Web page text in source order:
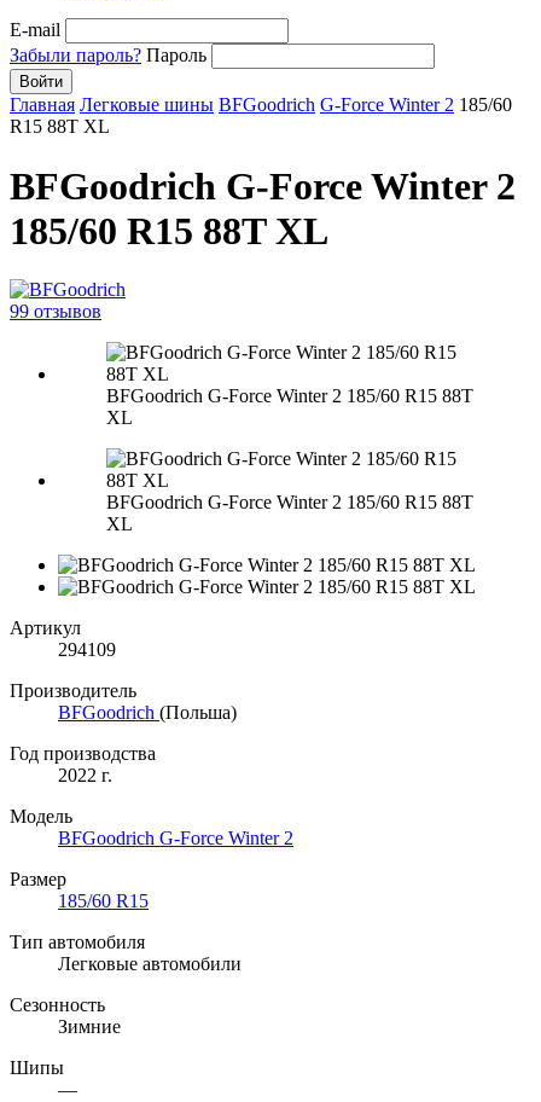
E-mail
Забыли пароль? Пароль
Войти
Главная Легковые шины BFGoodrich G-Force Winter 2 185/60
R15 88T XL
BFGoodrich G-Force Winter 2
185/60 R15 88T XL
99 отзывов
BFGoodrich G-Force Winter 2 185/60 R15 88T
XL
BFGoodrich G-Force Winter 2 185/60 R15 88T
XL
Артикул
294109
Производитель
BFGoodrich (Польша)
Год производства
2022 г.
Модель
BFGoodrich G-Force Winter 2
Размер
185/60 R15
Тип автомобиля
Легковые автомобили
Сезонность
Зимние
Шипы
—